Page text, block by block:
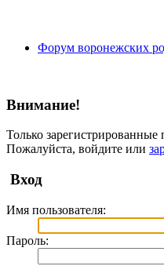
Форум воронежских
Внимание!
Только зарегистрированные
Пожалуйста, войдите или
Вход
Имя пользователя:
Пароль: